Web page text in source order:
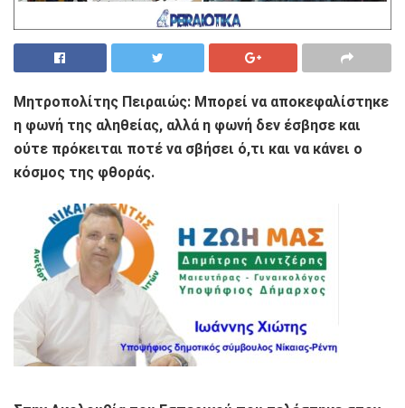
Μητροπολίτης Πειραιώς: Μπορεί να αποκεφαλίστηκε
η φωνή της αληθείας, αλλά η φωνή δεν έσβησε και
ούτε πρόκειται ποτέ να σβήσει ό,τι και να κάνει ο
κόσμος της φθοράς.